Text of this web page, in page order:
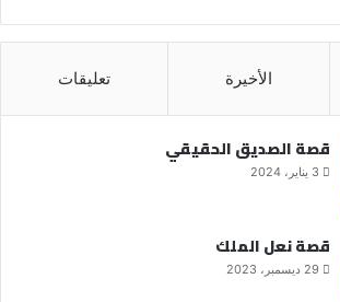
الأخيرة تعليقات
قصة الصديق الحقيقي
3 يناير، 2024
قصة نعل الملك
29 ديسمبر، 2023